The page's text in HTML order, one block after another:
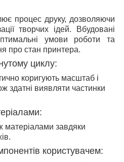
процес друку, дозволяючи
творчих ідей. Вбудовані
умови роботи та
про стан принтера.
циклу:
коригують масштаб і
здатні виявляти частинки
завдяки
користувачем: